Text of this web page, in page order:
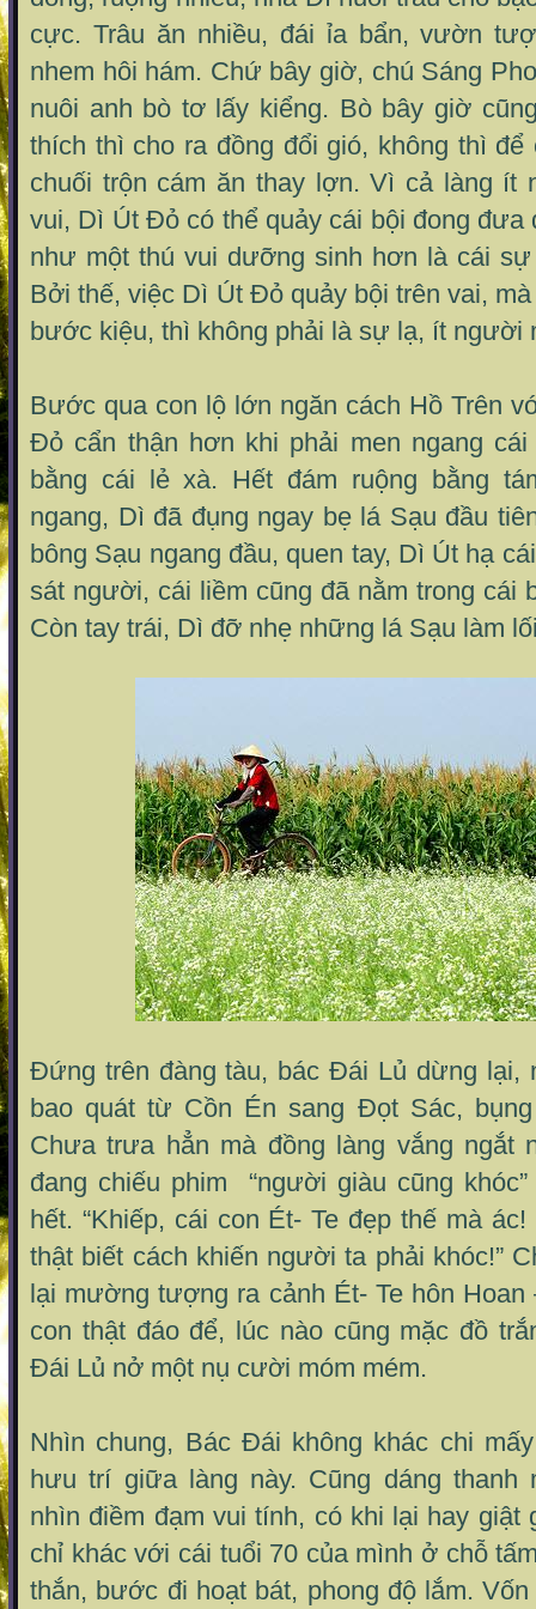
cực. Trâu ăn nhiều, đái ỉa bẩn, vườn
nhem hôi hám. Chứ bây giờ, chú Sáng
nuôi anh bò tơ lấy kiểng. Bò bây giờ
thích thì cho ra đồng đổi gió, không thì
chuối trộn cám ăn thay lợn. Vì cả làng ít
vui, Dì Út Đỏ có thể quảy cái bội đong đưa
như một thú vui dưỡng sinh hơn là cái sự
Bởi thế, việc Dì Út Đỏ quảy bội trên vai,
bước kiệu, thì không phải là sự lạ, ít người
Bước qua con lộ lớn ngăn cách Hồ Trên
Đỏ cẩn thận hơn khi phải men ngang
bằng cái lẻ xà. Hết đám ruộng bằng
ngang, Dì đã đụng ngay bẹ lá Sạu đầu
bông Sạu ngang đầu, quen tay, Dì Út hạ
sát người, cái liềm cũng đã nằm trong cái
Còn tay trái, Dì đỡ nhẹ những lá Sạu làm
Đứng trên đàng tàu, bác Đái Lủ dừng lại,
bao quát từ Cồn Én sang Đọt Sác,
Chưa trưa hẳn mà đồng làng vắng ngắt
đang chiếu phim “người giàu cũng
hết. “Khiếp, cái con Ét- Te đẹp thế mà
thật biết cách khiến người ta phải khóc!”
lại mường tượng ra cảnh Ét- Te hôn Hoan
con thật đáo để, lúc nào cũng mặc đồ
Đái Lủ nở một nụ cười móm mém.
Nhìn chung, Bác Đái không khác chi
hưu trí giữa làng này. Cũng dáng thanh
nhìn điềm đạm vui tính, có khi lại hay giật
chỉ khác với cái tuổi 70 của mình ở chỗ
thắn, bước đi hoạt bát, phong độ lắm.